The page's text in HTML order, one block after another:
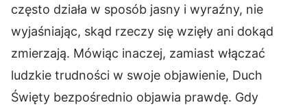
często działa w sposób jasny i wyraźny, nie
wyjaśniając, skąd rzeczy się wzięły ani dokąd
zmierzają. Mówiąc inaczej, zamiast włączać
ludzkie trudności w swoje objawienie, Duch
Święty bezpośrednio objawia prawdę. Gdy